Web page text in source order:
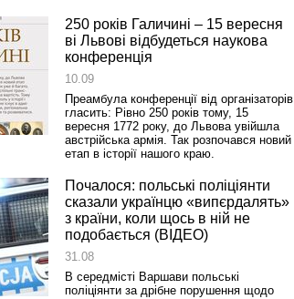
250 років Галичині – 15 вересня
ві Львові відбудеться наукова
конференція
10.09
Преамбула конференції від організаторів
гласить: Рівно 250 років тому, 15
вересня 1772 року, до Львова увійшла
австрійська армія. Так розпочався новий
етап в історії нашого краю.
Почалося: польські поліціянти
сказали українцю «випєрдалять»
з країни, коли щось в ній не
подобається (ВІДЕО)
31.08
В середмісті Варшави польські
поліціянти за дрібне порушення щодо